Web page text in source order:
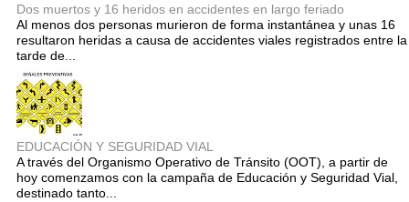
Dos muertos y 16 heridos en accidentes en largo feriado
Al menos dos personas murieron de forma instantánea y unas 16
resultaron heridas a causa de accidentes viales registrados entre la
tarde de...
EDUCACIÓN Y SEGURIDAD VIAL
A través del Organismo Operativo de Tránsito (OOT), a partir de
hoy comenzamos con la campaña de Educación y Seguridad Vial,
destinado tanto...